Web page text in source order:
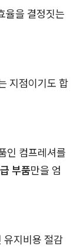
율을 결정짓는
지점이기도 합
인 컴프레셔를
부품만을 엄
유지비용 절감